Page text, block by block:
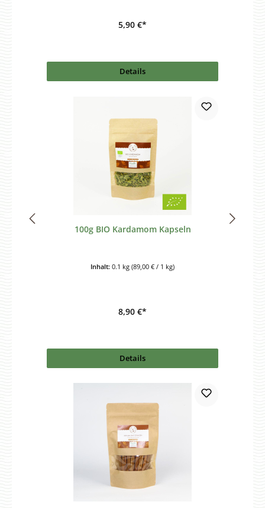
5,90 €*
Details
100g BIO Kardamom Kapseln
Inhalt: 0.1 kg (89,00 € / 1 kg)
8,90 €*
Details